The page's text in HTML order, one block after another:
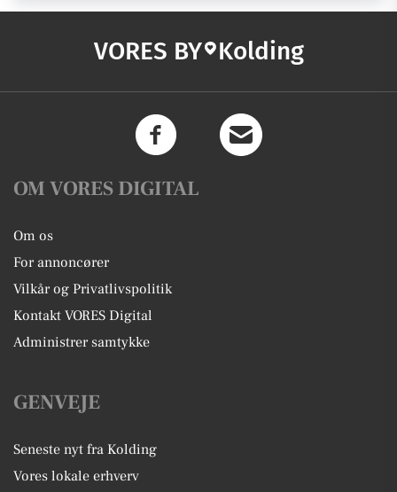
VORES BY Kolding
OM VORES DIGITAL
Om os
For annoncører
Vilkår og Privatlivspolitik
Kontakt VORES Digital
Administrer samtykke
GENVEJE
Seneste nyt fra Kolding
Vores lokale erhverv